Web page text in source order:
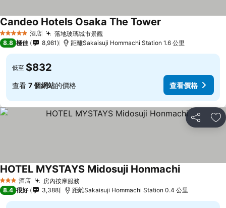
5 星級 酒店 落地玻璃城市景觀查看價格
Candeo Hotels Osaka The Tower
8.8 極佳 8,981 距離Sakaisuji Hommachi Station 1.6 公里
低至 $832
查看 7 個網站的價格 查看價格
分享 放
3 星級 酒店 房內按摩服務
HOTEL MYSTAYS Midosuji Honmachi查看價格
8.4 很好 3,388 距離Sakaisuji Hommachi Station 0.4 公里